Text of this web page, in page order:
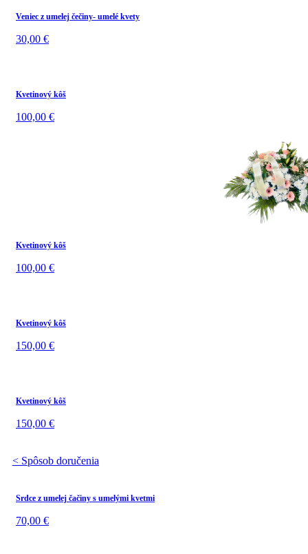
Veniec z umelej čečiny- umelé kvety
30,00 €
Kvetinový kôš
100,00 €
Kvetinový kôš
100,00 €
Kvetinový kôš
150,00 €
Kvetinový kôš
150,00 €
< Spôsob doručenia
Srdce z umelej čačiny s umelými kvetmi
70,00 €